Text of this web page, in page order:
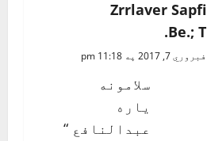
Zrrlaver Sapfi
Be.; T.
فبروري 7, 2017 په 11:18 pm
سلامونه
یاره
عبدالنافع “